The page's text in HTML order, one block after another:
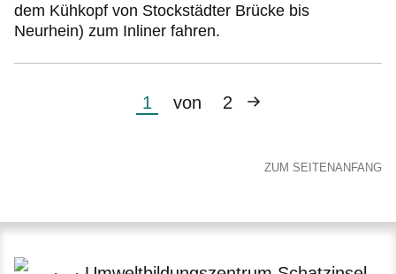
dem Kühkopf von Stockstädter Brücke bis
Neurhein) zum Inliner fahren.
Aktuelle
1 von 2
Nächste
ZUM SEITENANFANG